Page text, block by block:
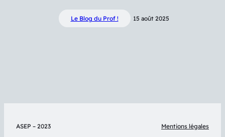
Le Blog du Prof ! 15 août 2025
ASEP – 2023 Mentions légales